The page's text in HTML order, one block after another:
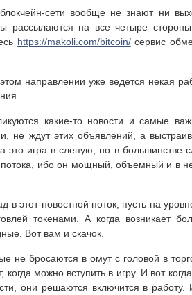
сети вообще не знают ни
рассылаются на все четыре
https://makoli.com/bitcoin/сервис
направлении уже ведется некая
какие-то новости и самые
не ждут этих объявлений, а
игра в слепую, но в большинстве
ибо он мощный, объемный и в
этот новостной поток, пусть на
токенами. А когда возникает
Вот вам и скачок.
не бросаются в омут с головой в
можно вступить в игру. И вот
они решаются включится в